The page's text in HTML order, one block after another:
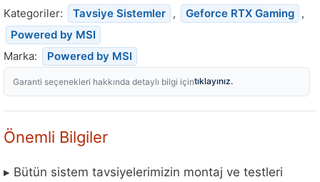
Kategoriler:
Tavsiye Sistemler , Geforce RTX Gaming ,
Powered by MSI
Marka:
Powered by MSI
Garanti seçenekleri hakkında detaylı bilgi içintıklayınız.
Önemli Bilgiler
▸ Bütün sistem tavsiyelerimizin montaj ve testleri